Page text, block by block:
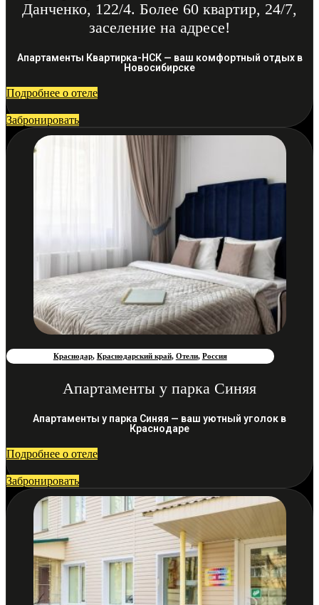
Данченко, 122/4. Более 60 квартир, 24/7,
заселение на адресе!
Апартаменты Квартирка-НСК — ваш комфортный отдых в
Новосибирске
Подробнее о отеле
Забронировать
Краснодар, Краснодарский край, Отели, Россия
Апартаменты у парка Синяя
Апартаменты у парка Синяя — ваш уютный уголок в
Краснодаре
Подробнее о отеле
Забронировать